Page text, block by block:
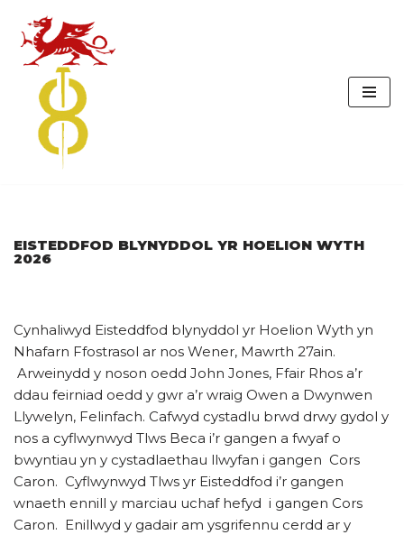
Skip
to
content
EISTEDDFOD BLYNYDDOL YR HOELION WYTH
2026
Cynhaliwyd Eisteddfod blynyddol yr Hoelion Wyth yn
Nhafarn Ffostrasol ar nos Wener, Mawrth 27ain.
Arweinydd y noson oedd John Jones, Ffair Rhos a’r
ddau feirniad oedd y gwr a’r wraig Owen a Dwynwen
Llywelyn, Felinfach. Cafwyd cystadlu brwd drwy gydol y
nos a cyflwynwyd Tlws Beca i’r gangen a fwyaf o
bwyntiau yn y cystadlaethau llwyfan i gangen Cors
Caron. Cyflwynwyd Tlws yr Eisteddfod i’r gangen
wnaeth ennill y marciau uchaf hefyd i gangen Cors
Caron. Enillwyd y gadair am ysgrifennu cerdd ar y